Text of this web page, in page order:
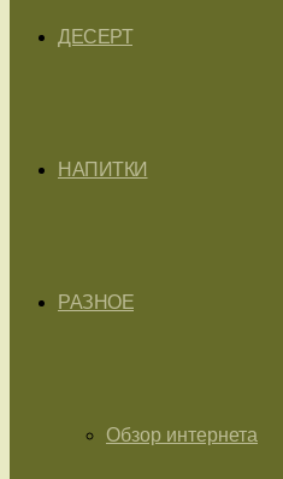
ДЕСЕРТ
НАПИТКИ
РАЗНОЕ
Обзор интернета